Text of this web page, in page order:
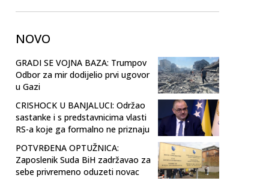
NOVO
GRADI SE VOJNA BAZA: Trumpov
Odbor za mir dodijelio prvi ugovor
u Gazi
CRISHOCK U BANJALUCI: Održao
sastanke i s predstavnicima vlasti
RS-a koje ga formalno ne priznaju
POTVRĐENA OPTUŽNICA:
Zaposlenik Suda BiH zadržavao za
sebe privremeno oduzeti novac